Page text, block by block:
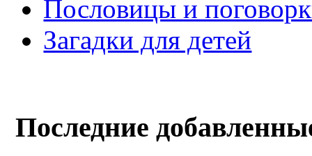
Пословицы и
Загадки для детей
Последние